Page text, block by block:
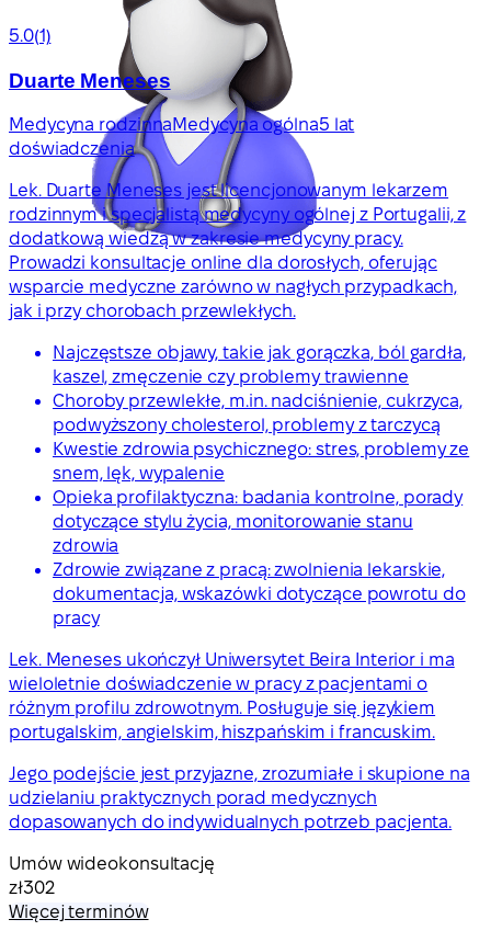
5.0(1)
Duarte Meneses
Medycyna rodzinnaMedycyna ogólna5 lat
doświadczenia
Lek. Duarte Meneses jest licencjonowanym lekarzem
rodzinnym i specjalistą medycyny ogólnej z Portugalii, z
dodatkową wiedzą w zakresie medycyny pracy.
Prowadzi konsultacje online dla dorosłych, oferując
wsparcie medyczne zarówno w nagłych przypadkach,
jak i przy chorobach przewlekłych.
Najczęstsze objawy, takie jak gorączka, ból gardła,
kaszel, zmęczenie czy problemy trawienne
Choroby przewlekłe, m.in. nadciśnienie, cukrzyca,
podwyższony cholesterol, problemy z tarczycą
Kwestie zdrowia psychicznego: stres, problemy ze
snem, lęk, wypalenie
Opieka profilaktyczna: badania kontrolne, porady
dotyczące stylu życia, monitorowanie stanu
zdrowia
Zdrowie związane z pracą: zwolnienia lekarskie,
dokumentacja, wskazówki dotyczące powrotu do
pracy
Lek. Meneses ukończył Uniwersytet Beira Interior i ma
wieloletnie doświadczenie w pracy z pacjentami o
różnym profilu zdrowotnym. Posługuje się językiem
portugalskim, angielskim, hiszpańskim i francuskim.
Jego podejście jest przyjazne, zrozumiałe i skupione na
udzielaniu praktycznych porad medycznych
dopasowanych do indywidualnych potrzeb pacjenta.
Umów wideokonsultację
zł302
Więcej terminów